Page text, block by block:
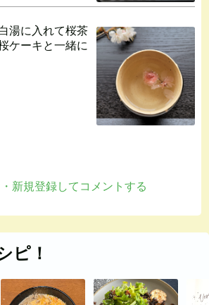
湯に入れて桜茶
ケーキと一緒に
新規登録してコメントする
ピ！